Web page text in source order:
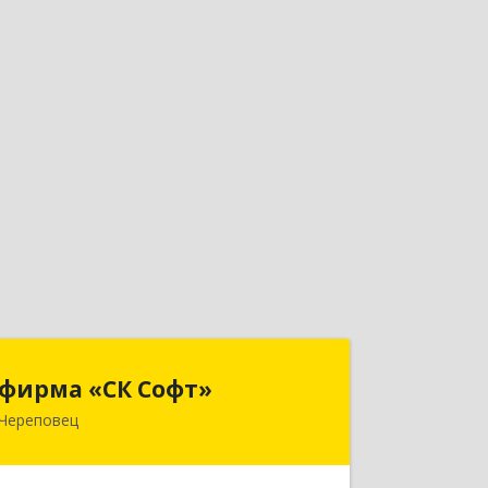
фирма «СК Софт»
фирма «СК Софт»
162612, Вологодская обл, г.о. город